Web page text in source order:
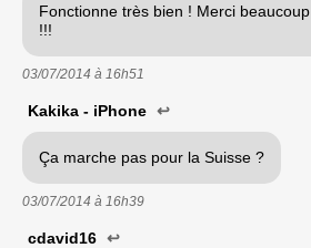
Fonctionne très bien ! Merci beaucoup
!!!
03/07/2014 à 16h51
Kakika - iPhone ↩
Ça marche pas pour la Suisse ?
03/07/2014 à 16h39
cdavid16 ↩